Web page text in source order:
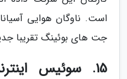
است. ناوگان هوایی
جت های بوئینگ تقریبا